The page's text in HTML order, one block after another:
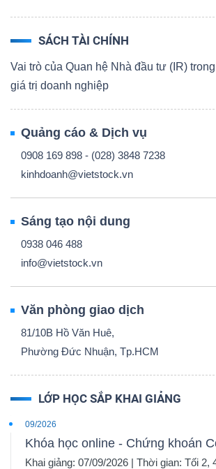
SÁCH TÀI CHÍNH
Vai trò của Quan hệ Nhà đầu tư (IR)
giá trị doanh nghiệp
Quảng cáo & Dịch vụ
0908 169 898 - (028) 3848 7238
kinhdoanh@vietstock.vn
Sáng tạo nội dung
0938 046 488
info@vietstock.vn
Văn phòng giao dịch
81/10B Hồ Văn Huê,
Phường Đức Nhuận, Tp.HCM
LỚP HỌC SẮP KHAI GIẢNG
09/2026
Khóa học online - Chứng khoán
Khai giảng: 07/09/2026 | Thời gian: Tối 2,